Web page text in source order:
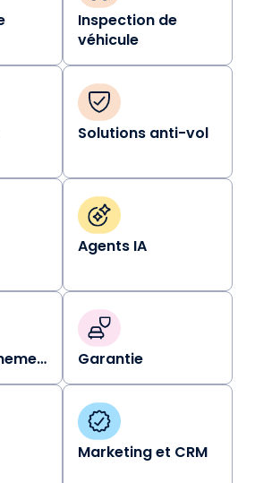
Inspection de
véhicule
Solutions anti-vol
Agents IA
Reconditionnement Garantie
Marketing et CRM